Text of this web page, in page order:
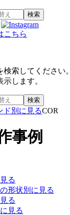
検索
こちら
索してください。
します。
検索
ド別に見るCOR
事例
る
形状別に見る
る
見る